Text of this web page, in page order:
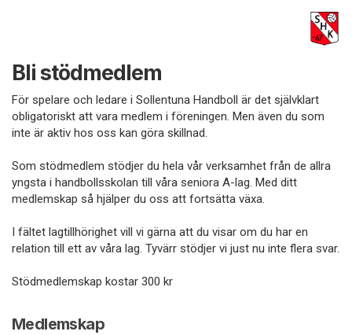
Bli stödmedlem
För spelare och ledare i Sollentuna Handboll är det självklart
obligatoriskt att vara medlem i föreningen. Men även du som
inte är aktiv hos oss kan göra skillnad.
Som stödmedlem stödjer du hela vår verksamhet från de allra
yngsta i handbollsskolan till våra seniora A-lag. Med ditt
medlemskap så hjälper du oss att fortsätta växa.
I fältet lagtillhörighet vill vi gärna att du visar om du har en
relation till ett av våra lag. Tyvärr stödjer vi just nu inte flera svar.
Stödmedlemskap kostar 300 kr
Medlemskap